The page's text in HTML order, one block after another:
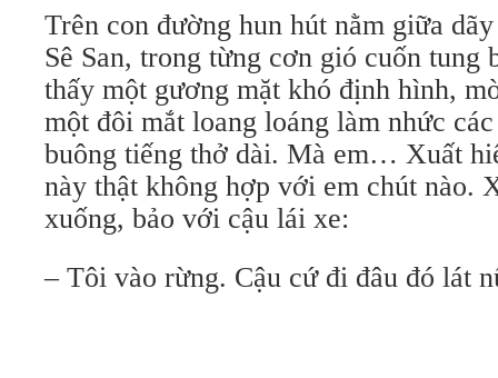
Trên con đường hun hút nằm giữa
Sê San, trong từng cơn gió cuốn tung
thấy một gương mặt khó định hình,
một đôi mắt loang loáng làm nhức
buông tiếng thở dài. Mà em… Xuất
này thật không hợp với em chút nào.
xuống, bảo với cậu lái xe:
– Tôi vào rừng. Cậu cứ đi đâu đó lát